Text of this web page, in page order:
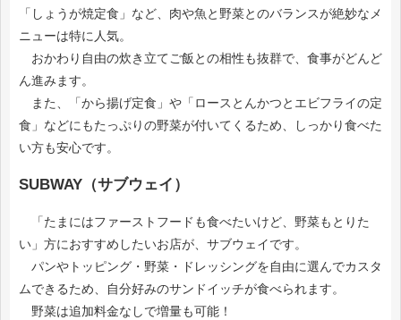
「しょうが焼定食」など、肉や魚と野菜とのバランスが絶妙なメ
ニューは特に人気。
おかわり自由の炊き立てご飯との相性も抜群で、食事がどんど
ん進みます。
また、「から揚げ定食」や「ロースとんかつとエビフライの定
食」などにもたっぷりの野菜が付いてくるため、しっかり食べた
い方も安心です。
SUBWAY（サブウェイ）
「たまにはファーストフードも食べたいけど、野菜もとりた
い」方におすすめしたいお店が、サブウェイです。
パンやトッピング・野菜・ドレッシングを自由に選んでカスタ
ムできるため、自分好みのサンドイッチが食べられます。
野菜は追加料金なしで増量も可能！